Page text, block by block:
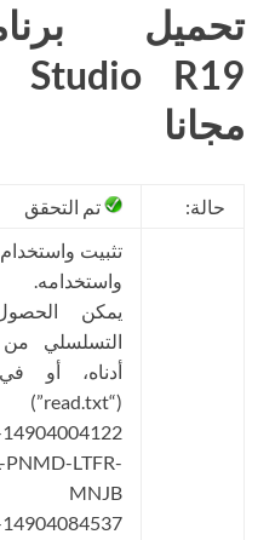
Studio R19
مجانا
حالة: تم التحقق
تثبيت
واستخدامه.
يمكن
التسلسلي
أدناه، أو
(“read.txt”)
LTFR-
MNJB